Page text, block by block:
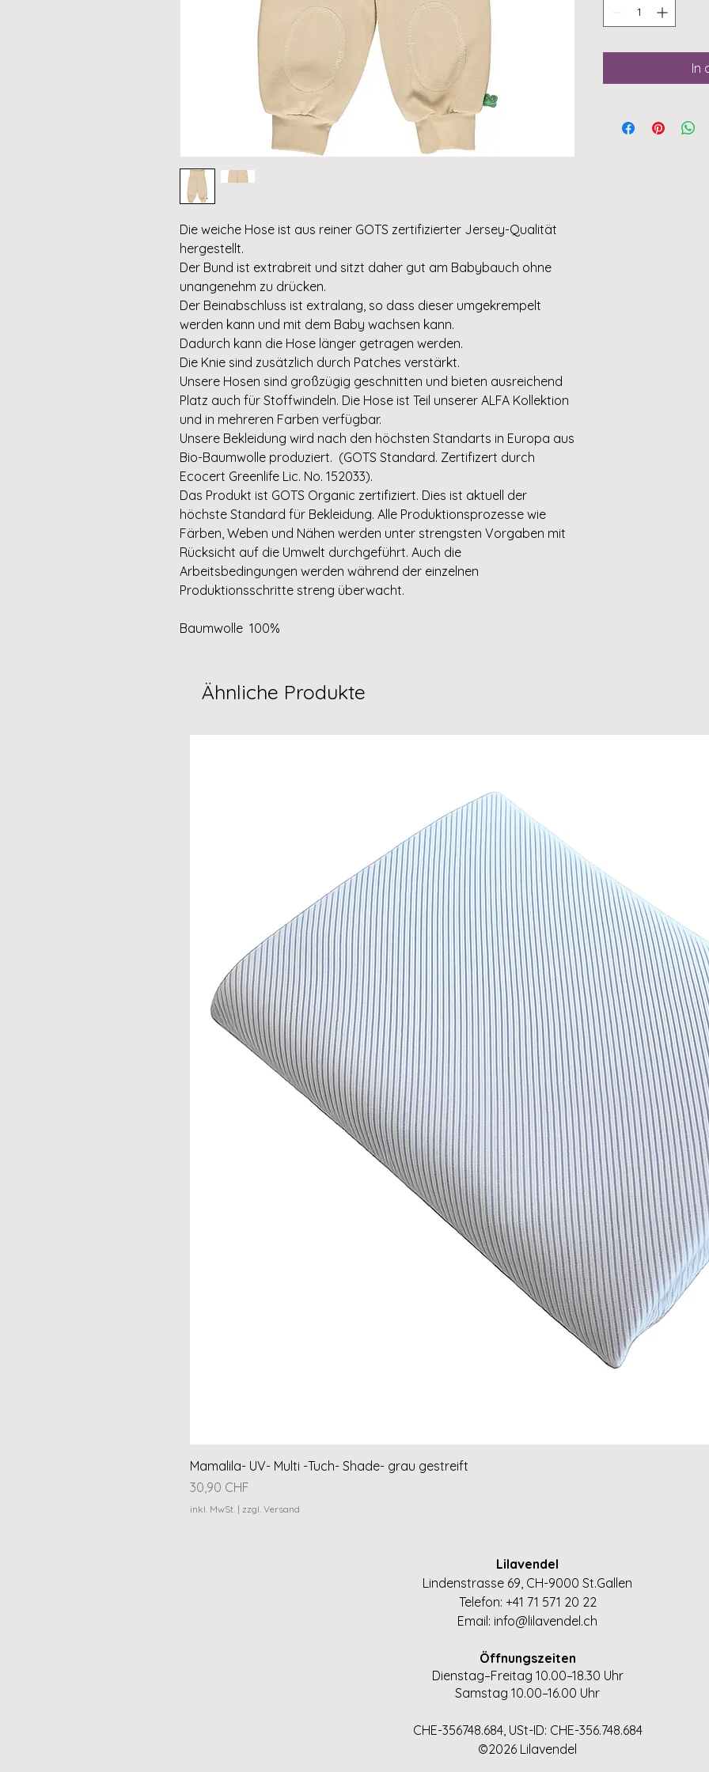
Die weiche Hose ist aus reiner GOTS zertifizierter Jersey-Qualität
hergestellt.
Der Bund ist extrabreit und sitzt daher gut am Babybauch ohne
unangenehm zu drücken.
Der Beinabschluss ist extralang, so dass dieser umgekrempelt
werden kann und mit dem Baby wachsen kann.
Dadurch kann die Hose länger getragen werden.
Die Knie sind zusätzlich durch Patches verstärkt.
Unsere Hosen sind großzügig geschnitten und bieten ausreichend
Platz auch für Stoffwindeln. Die Hose ist Teil unserer ALFA Kollektion
und in mehreren Farben verfügbar.
Unsere Bekleidung wird nach den höchsten Standarts in Europa aus
Bio-Baumwolle produziert. (GOTS Standard. Zertifizert durch
Ecocert Greenlife Lic. No. 152033).
Das Produkt ist GOTS Organic zertifiziert. Dies ist aktuell der
höchste Standard für Bekleidung. Alle Produktionsprozesse wie
Färben, Weben und Nähen werden unter strengsten Vorgaben mit
Rücksicht auf die Umwelt durchgeführt. Auch die
Arbeitsbedingungen werden während der einzelnen
Produktionsschritte streng überwacht.
Baumwolle 100%
In
Ähnliche Produkte
Mamalila- UV- Multi -Tuch- Shade- grau gestreift
Preis
30,90 CHF
inkl. MwSt. | zzgl. Versand
Lilavendel
Lindenstrasse 69, CH-9000 St.Gallen
Telefon: +41 71 571 20 22
Email: info@lilavendel.ch
Öffnungszeiten
Dienstag–Freitag 10.00–18.30 Uhr
Samstag 10.00–16.00 Uhr
CHE-356748.684, USt-ID: CHE-356.748.684
©2026 Lilavendel